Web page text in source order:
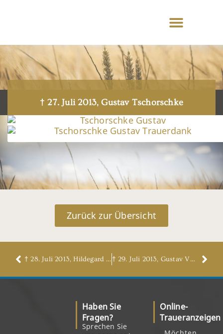
† 27. Juli 2013, Gustav Tschorschke
Zurück zur Übersicht
† 28. Juli 2013, Hildegard Hantzsch, geb. Ravens † 29. Juli 2013, Gustav Völker
Haben Sie
Fragen?
Sprechen Sie
Online-
Traueranzeigen